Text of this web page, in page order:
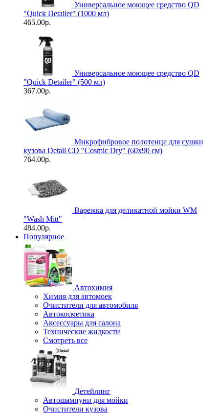
Универсальное моющее средство QD
"Quick Detailer" (1000 мл)
465.00р.
Универсальное моющее средство QD
"Quick Detailer" (500 мл)
367.00р.
Микрофибровое полотенце для сушки
кузова Detail CD "Cosmic Dry" (60х90 см)
764.00р.
Варежка для деликатной мойки WM
"Wash Mitt"
484.00р.
Популярное
Автохимия
Химия для автомоек
Очистители для автомобиля
Автокосметика
Аксессуары для салона
Технические жидкости
Смотреть все
Детейлинг
Автошампуни для мойки
Очистители кузова